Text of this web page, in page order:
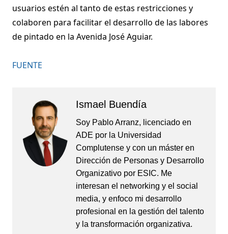
usuarios estén al tanto de estas restricciones y
colaboren para facilitar el desarrollo de las labores
de pintado en la Avenida José Aguiar.
FUENTE
Ismael Buendía
Soy Pablo Arranz, licenciado en
ADE por la Universidad
Complutense y con un máster en
Dirección de Personas y Desarrollo
Organizativo por ESIC. Me
interesan el networking y el social
media, y enfoco mi desarrollo
profesional en la gestión del talento
y la transformación organizativa.